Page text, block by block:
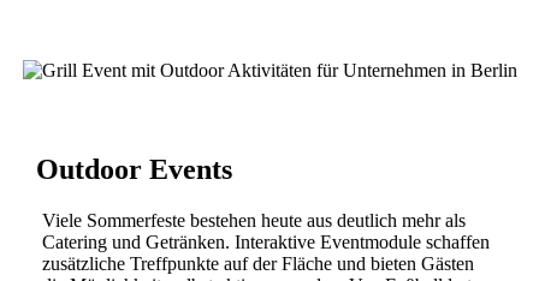
Outdoor Events
Viele Sommerfeste bestehen heute aus deutlich mehr als
Catering und Getränken. Interaktive Eventmodule schaffen
zusätzliche Treffpunkte auf der Fläche und bieten Gästen